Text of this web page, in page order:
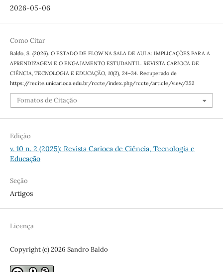
2026-05-06
Como Citar
Baldo, S. (2026). O ESTADO DE FLOW NA SALA DE AULA: IMPLICAÇÕES PARA A
APRENDIZAGEM E O ENGAJAMENTO ESTUDANTIL. REVISTA CARIOCA DE
CIÊNCIA, TECNOLOGIA E EDUCAÇÃO, 10(2), 24–34. Recuperado de
https://recite.unicarioca.edu.br/rccte/index.php/rccte/article/view/352
Fomatos de Citação
Edição
v. 10 n. 2 (2025): Revista Carioca de Ciência, Tecnologia e
Educação
Seção
Artigos
Licença
Copyright (c) 2026 Sandro Baldo